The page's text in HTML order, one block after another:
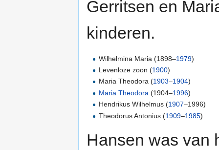
Gerritsen en
kinderen.
Wilhelmina Maria (1898–1979)
Levenloze zoon (1900)
Maria Theodora (1903–1904)
Maria Theodora (1904–1996)
Hendrikus Wilhelmus (1907–1996)
Theodorus Antonius (1909–1985)
Hansen was van